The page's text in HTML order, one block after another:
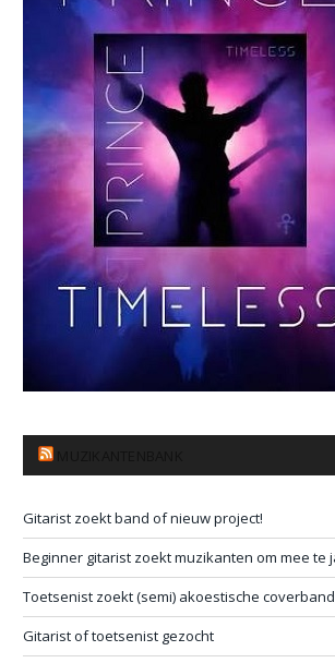
Gitarist zoekt band of nieuw project!
Beginner gitarist zoekt muzikanten om mee te
Toetsenist zoekt (semi) akoestische
Gitarist of toetsenist gezocht